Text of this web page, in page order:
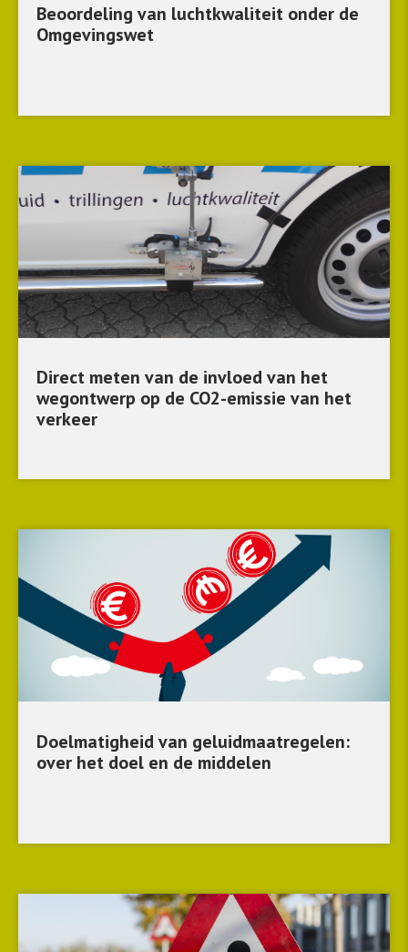
Beoordeling van luchtkwaliteit onder de
Omgevingswet
Direct meten van de invloed van het
wegontwerp op de CO2-emissie van het
verkeer
Doelmatigheid van geluidmaatregelen:
over het doel en de middelen